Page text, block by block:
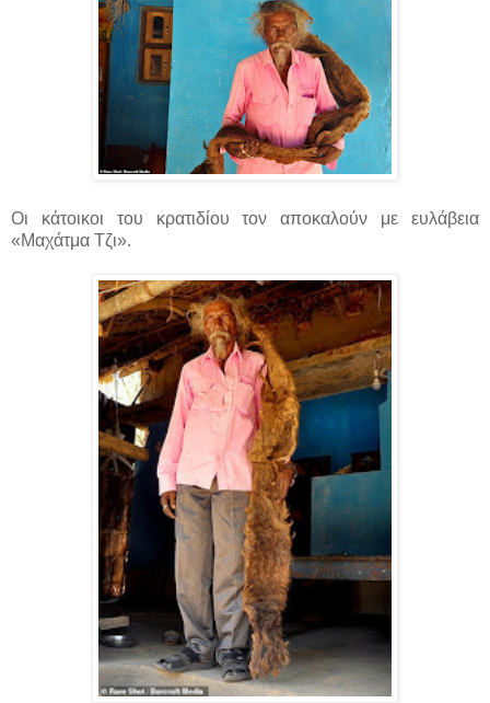
Οι κάτοικοι του κρατιδίου τον αποκαλούν με ευλάβεια
«Μαχάτμα Τζι».